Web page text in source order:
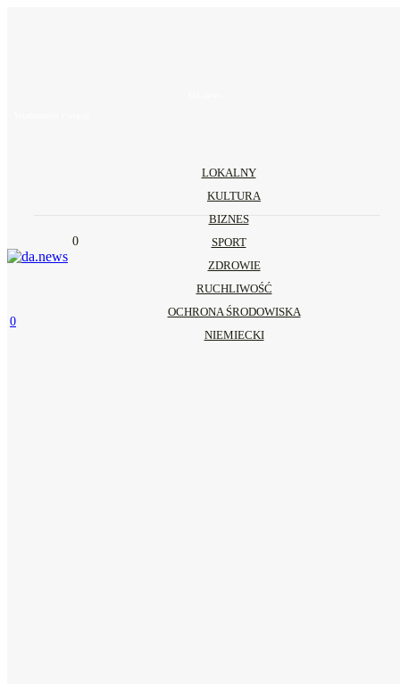
LOKALNY
KULTURA
BIZNES
SPORT
ZDROWIE
RUCHLIWOŚĆ
OCHRONA ŚRODOWISKA
NIEMIECKI
0
0